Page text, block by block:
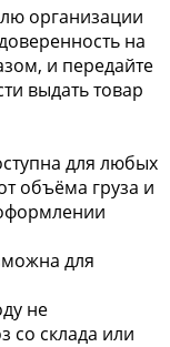
организации
на
и передайте
выдать товар
для любых
объёма груза и
для
не
со склада или